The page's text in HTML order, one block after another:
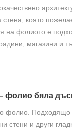
която
на фолиото е
магазини и
фолио бяла
фолио. Подходящо
стени и други